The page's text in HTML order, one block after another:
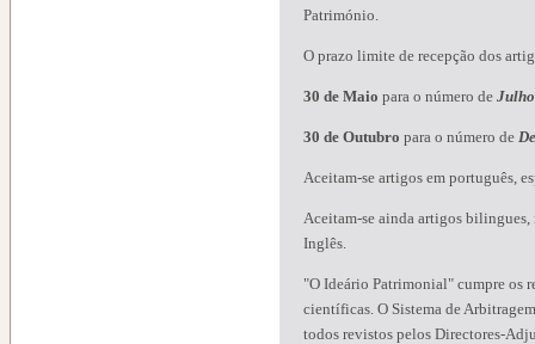
Património.
O prazo limite de recepção dos
30 de Maio para o número de
30 de Outubro para o número de
Aceitam-se artigos em português,
Aceitam-se ainda artigos
Inglês.
"O Ideário Patrimonial" cumpre os
científicas. O Sistema de
todos revistos pelos Directores-